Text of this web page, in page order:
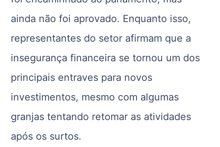
ainda não foi aprovado. Enquanto isso,
representantes do setor afirmam que a
insegurança financeira se tornou um dos
principais entraves para novos
investimentos, mesmo com algumas
granjas tentando retomar as atividades
após os surtos.